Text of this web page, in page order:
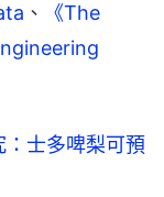
、
《The
士多啤梨可預